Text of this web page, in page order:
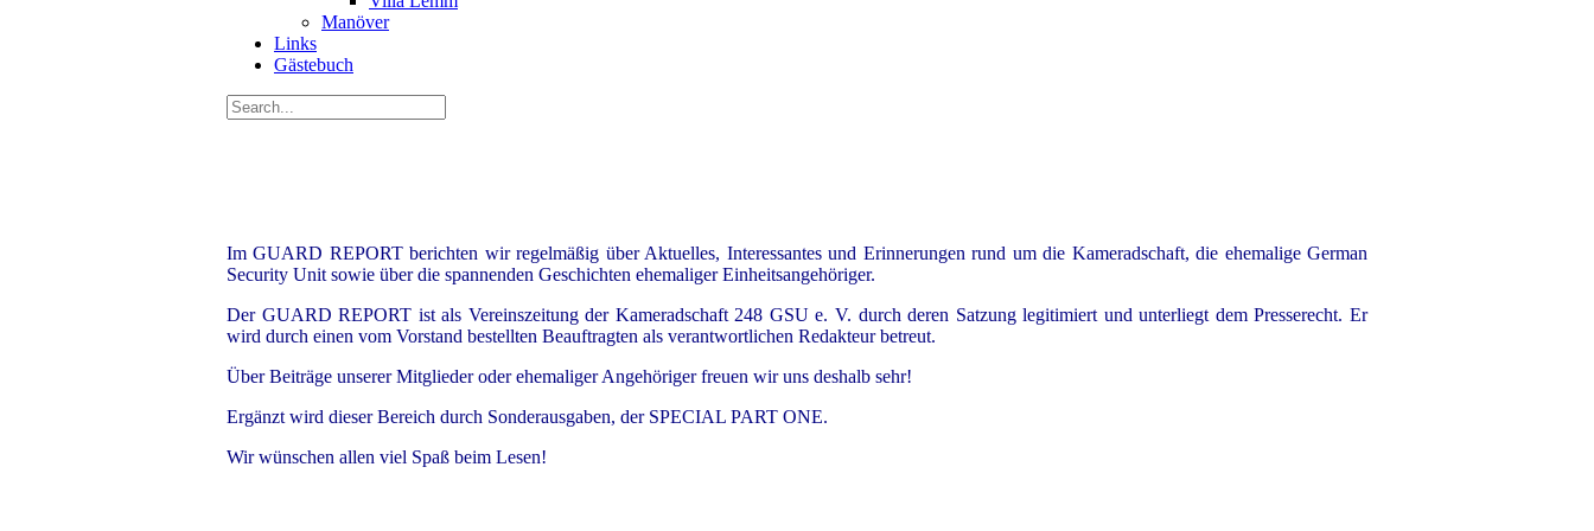
Manöver
Links
Gästebuch
Im GUARD REPORT berichten wir regelmäßig über Aktuelles, Interessantes und Erinnerungen rund um die Kameradschaft, die ehemalige German
Security Unit sowie über die spannenden Geschichten ehemaliger Einheitsangehöriger.
Der GUARD REPORT ist als Vereinszeitung der Kameradschaft 248 GSU e. V. durch deren Satzung legitimiert und unterliegt dem Presserecht. Er
wird durch einen vom Vorstand bestellten Beauftragten als verantwortlichen Redakteur betreut.
Über Beiträge unserer Mitglieder oder ehemaliger Angehöriger freuen wir uns deshalb sehr!
Ergänzt wird dieser Bereich durch Sonderausgaben, der SPECIAL PART ONE.
Wir wünschen allen viel Spaß beim Lesen!